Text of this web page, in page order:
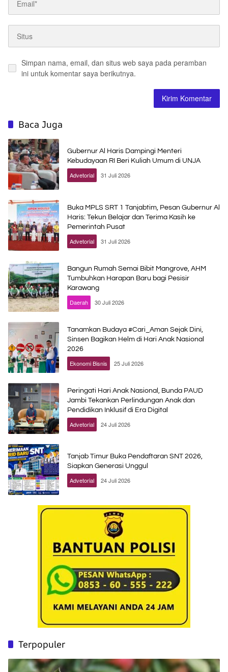
Simpan nama, email, dan situs web saya pada peramban
ini untuk komentar saya berikutnya.
Baca Juga
Gubernur Al Haris Dampingi Menteri
Kebudayaan RI Beri Kuliah Umum di UNJA
Advetorial 31 Juli 2026
Buka MPLS SRT 1 Tanjabtim, Pesan Gubernur Al
Haris: Tekun Belajar dan Terima Kasih ke
Pemerintah Pusat
Advetorial 31 Juli 2026
Bangun Rumah Semai Bibit Mangrove, AHM
Tumbuhkan Harapan Baru bagi Pesisir
Karawang
Daerah 30 Juli 2026
Tanamkan Budaya #Cari_Aman Sejak Dini,
Sinsen Bagikan Helm di Hari Anak Nasional
2026
Ekonomi Bisnis 25 Juli 2026
Peringati Hari Anak Nasional, Bunda PAUD
Jambi Tekankan Perlindungan Anak dan
Pendidikan Inklusif di Era Digital
Advetorial 24 Juli 2026
Tanjab Timur Buka Pendaftaran SNT 2026,
Siapkan Generasi Unggul
Advetorial 24 Juli 2026
Terpopuler